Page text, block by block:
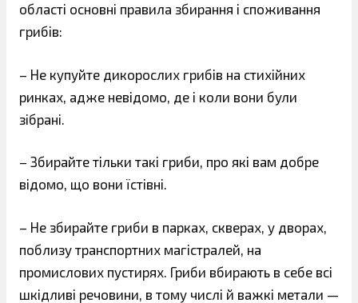
області основні правила збирання і споживання
грибів:
– Не купуйте дикорослих грибів на стихійних
ринках, адже невідомо, де і коли вони були
зібрані.
– Збирайте тільки такі гриби, про які вам добре
відомо, що вони їстівні.
– Не збирайте гриби в парках, скверах, у дворах,
поблизу транспортних магістралей, на
промислових пустирях. Гриби вбирають в себе всі
шкідливі речовини, в тому числі й важкі метали —